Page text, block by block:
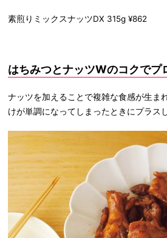
素煎りミックスナッツDX 315g ¥862
はちみつとナッツWのコクでプ
ナッツを加えることで複雑な食感が生ま
けが単調になってしまったときにプラス